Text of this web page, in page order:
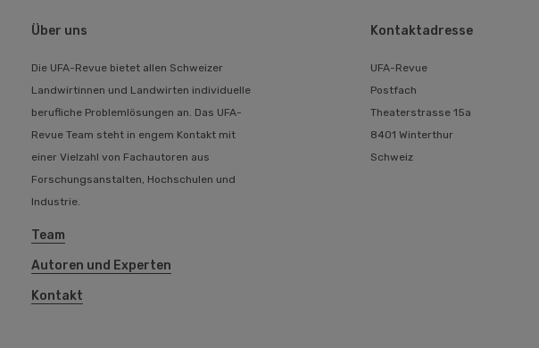
Über uns
Die UFA-Revue bietet allen Schweizer
Landwirtinnen und Landwirten individuelle
berufliche Problemlösungen an. Das UFA-
Revue Team steht in engem Kontakt mit
einer Vielzahl von Fachautoren aus
Forschungsanstalten, Hochschulen und
Industrie.
Team
Autoren und Experten
Kontakt
Kontaktadresse
UFA-Revue
Postfach
Theaterstrasse 15a
8401 Winterthur
Schweiz